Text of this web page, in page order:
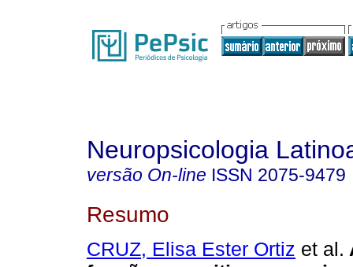
Neuropsicologia
versão On-line ISSN 2075-9479
Resumo
CRUZ, Elisa Ester Ortiz et al.